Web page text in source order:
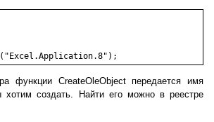
функции CreateOleObject передается имя
хотим создать. Найти его можно в реестре